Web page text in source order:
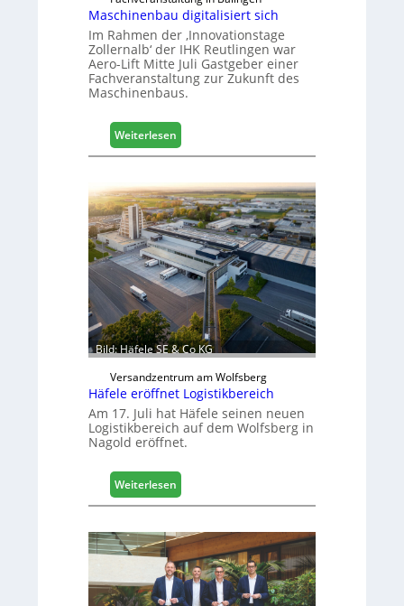
Maschinenbau digitalisiert sich
Im Rahmen der ‚Innovationstage
Zollernalb‘ der IHK Reutlingen war
Aero-Lift Mitte Juli Gastgeber einer
Fachveranstaltung zur Zukunft des
Maschinenbaus.
Weiterlesen
M
s
c
h
i
n
e
n
a
u
d
i
g
t
a
i
s
i
e
r
t
s
i
Bild: Häfele SE & Co KG
Versandzentrum am Wolfsberg
Häfele eröffnet Logistikbereich
Am 17. Juli hat Häfele seinen neuen
Logistikbereich auf dem Wolfsberg in
Nagold eröffnet.
Weiterlesen
H
f
e
l
e